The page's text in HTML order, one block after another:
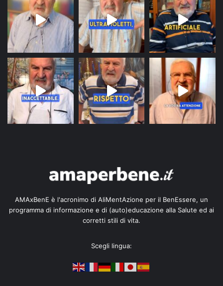
AMAxBenE è l'acronimo di AliMentAzione per il BenEssere, un
programma di informazione e di (auto)educazione alla Salute ed ai
corretti stili di vita.
Scegli lingua: